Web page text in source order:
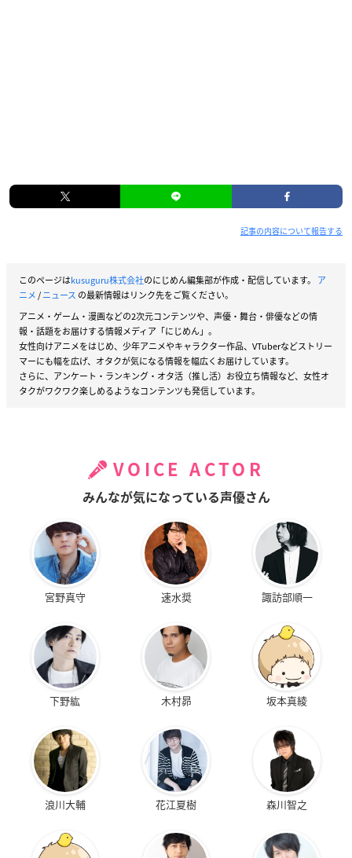
記事の内容について報告する
このページはkusuguru株式会社のにじめん編集部が作成・配信しています。 ア
ニメ/ニュース の最新情報はリンク先をご覧ください。
アニメ・ゲーム・漫画などの2次元コンテンツや、声優・舞台・俳優などの情
報・話題をお届けする情報メディア「にじめん」。
女性向けアニメをはじめ、少年アニメやキャラクター作品、VTuberなどストリー
マーにも幅を広げ、オタクが気になる情報を幅広くお届けしています。
さらに、アンケート・ランキング・オタ活（推し活）お役立ち情報など、女性オ
タクがワクワク楽しめるようなコンテンツも発信しています。
VOICE ACTOR
みんなが気になっている声優さん
宮野真守 速水奨 諏訪部順一
下野紘 木村昴 坂本真綾
浪川大輔 花江夏樹 森川智之